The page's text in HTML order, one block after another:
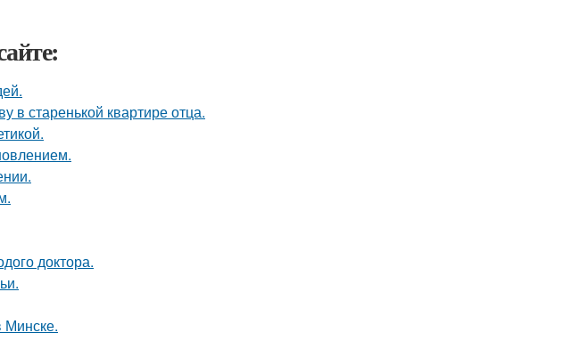
в старенькой квартире отца.
доктора.
Минске.